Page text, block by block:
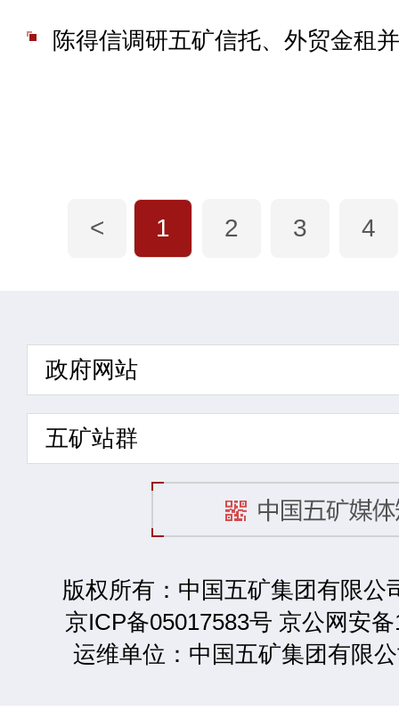
< 1 2 3 4
政府网站
五矿站群
版权所有：中国五矿集团有限公
京ICP备05017583号 京公网安
运维单位：中国五矿集团有限